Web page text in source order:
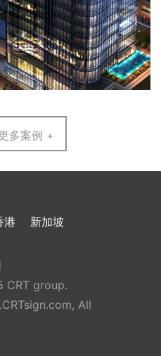
多案例 +
港 新加坡
CRT group.
All